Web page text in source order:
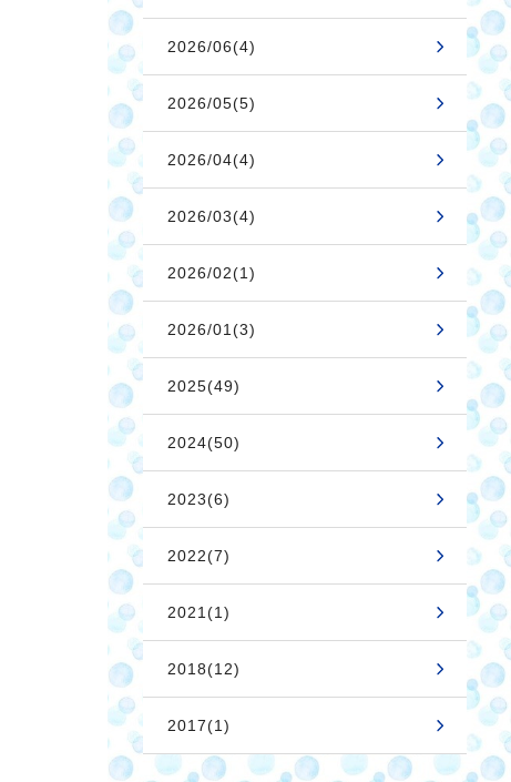
2026/06(4)
2026/05(5)
2026/04(4)
2026/03(4)
2026/02(1)
2026/01(3)
2025(49)
2024(50)
2023(6)
2022(7)
2021(1)
2018(12)
2017(1)